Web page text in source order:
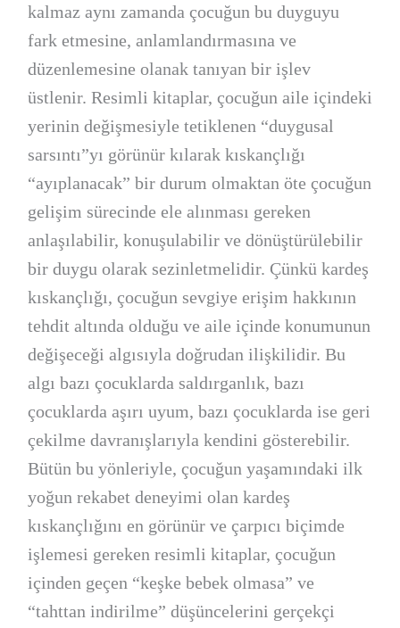
kalmaz aynı zamanda çocuğun bu duyguyu
fark etmesine, anlamlandırmasına ve
düzenlemesine olanak tanıyan bir işlev
üstlenir. Resimli kitaplar, çocuğun aile içindeki
yerinin değişmesiyle tetiklenen “duygusal
sarsıntı”yı görünür kılarak kıskançlığı
“ayıplanacak” bir durum olmaktan öte çocuğun
gelişim sürecinde ele alınması gereken
anlaşılabilir, konuşulabilir ve dönüştürülebilir
bir duygu olarak sezinletmelidir. Çünkü kardeş
kıskançlığı, çocuğun sevgiye erişim hakkının
tehdit altında olduğu ve aile içinde konumunun
değişeceği algısıyla doğrudan ilişkilidir. Bu
algı bazı çocuklarda saldırganlık, bazı
çocuklarda aşırı uyum, bazı çocuklarda ise geri
çekilme davranışlarıyla kendini gösterebilir.
Bütün bu yönleriyle, çocuğun yaşamındaki ilk
yoğun rekabet deneyimi olan kardeş
kıskançlığını en görünür ve çarpıcı biçimde
işlemesi gereken resimli kitaplar, çocuğun
içinden geçen “keşke bebek olmasa” ve
“tahttan indirilme” düşüncelerini gerçekçi